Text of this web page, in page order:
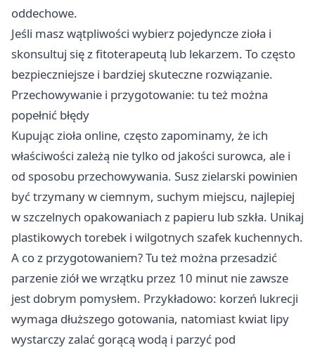
oddechowe.
Jeśli masz wątpliwości wybierz pojedyncze zioła i
skonsultuj się z fitoterapeutą lub lekarzem. To często
bezpieczniejsze i bardziej skuteczne rozwiązanie.
Przechowywanie i przygotowanie: tu też można
popełnić błędy
Kupując zioła online, często zapominamy, że ich
właściwości zależą nie tylko od jakości surowca, ale i
od sposobu przechowywania. Susz zielarski powinien
być trzymany w ciemnym, suchym miejscu, najlepiej
w szczelnych opakowaniach z papieru lub szkła. Unikaj
plastikowych torebek i wilgotnych szafek kuchennych.
A co z przygotowaniem? Tu też można przesadzić
parzenie ziół we wrzątku przez 10 minut nie zawsze
jest dobrym pomysłem. Przykładowo: korzeń lukrecji
wymaga dłuższego gotowania, natomiast kwiat lipy
wystarczy zalać gorącą wodą i parzyć pod